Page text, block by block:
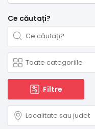
Ce căutați?
Filtre